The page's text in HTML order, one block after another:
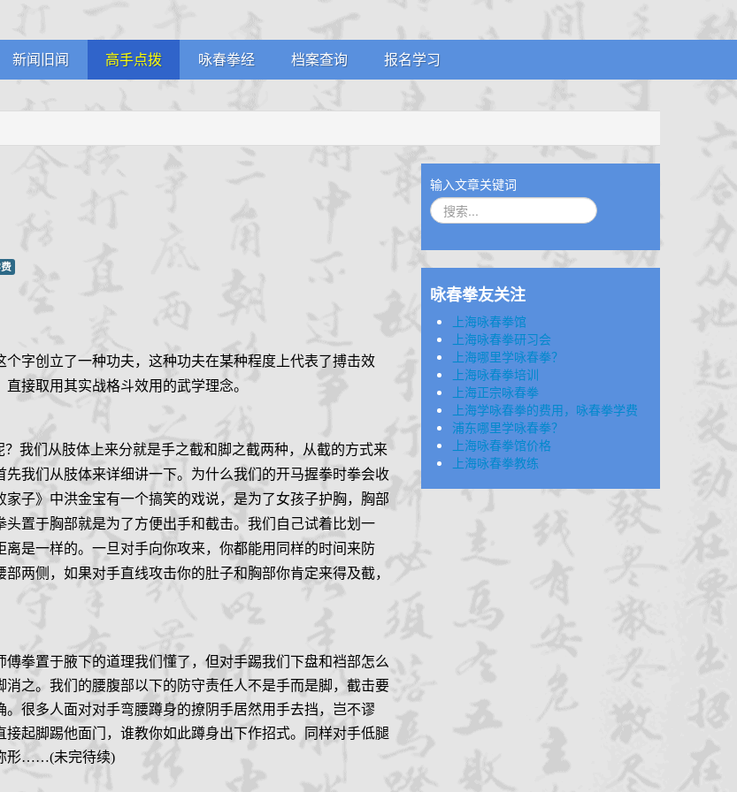
新闻旧闻
通知公告
高手点拨
视频课堂
咏春拳经 档案查询
教练认证
报名学习
体系制度
字创立了一种功夫，这种功夫在某种程度上代表了搏击效
接取用其实战格斗效用的武学理念。
我们从肢体上来分就是手之截和脚之截两种，从截的方式来
我们从肢体来详细讲一下。为什么我们的开马握拳时拳会收
子》中洪金宝有一个搞笑的戏说，是为了女孩子护胸，胸部
置于胸部就是为了方便出手和截击。我们自己试着比划一
是一样的。一旦对手向你攻来，你都能用同样的时间来防
两侧，如果对手直线攻击你的肚子和胸部你肯定来得及截，
拳置于腋下的道理我们懂了，但对手踢我们下盘和裆部怎么
之。我们的腰腹部以下的防守责任人不是手而是脚，截击要
很多人面对对手弯腰蹲身的撩阴手居然用手去挡，岂不谬
起脚踢他面门，谁教你如此蹲身出下作招式。同样对手低腿
形……(未完待续)
输入文章关键词
咏春拳友关注
上海咏春拳馆
上海咏春拳研习会
上海哪里学咏春拳？
上海咏春拳培训
上海正宗咏春拳
上海学咏春拳的费用，咏春拳学费
浦东哪里学咏春拳？
上海咏春拳馆价格
上海咏春拳教练